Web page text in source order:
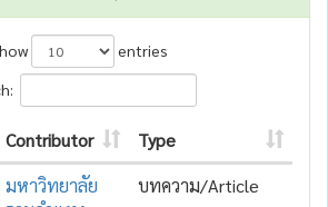
entries
Contributor
Type
มหาวิทยาลัย
บทความ/Article